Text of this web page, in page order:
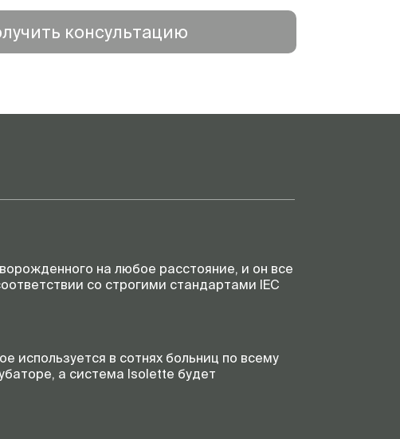
консультацию
на любое расстояние, и он все
со строгими стандартами IEC
используется в сотнях больниц по всему
а система Isolette будет